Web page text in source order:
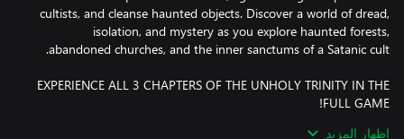
cultists, and cleanse haunted objects. Discover a world of dread,
isolation, and mystery as you explore haunted forests,
EXPERIENCE ALL 3 CHAPTERS OF THE UNHOLY TRINITY IN THE
إظهار المزيد